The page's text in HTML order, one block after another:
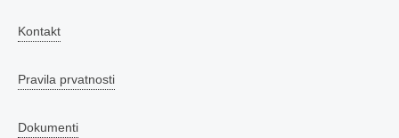
Kontakt
Pravila prvatnosti
Dokumenti